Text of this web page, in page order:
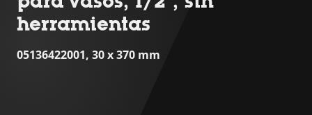
herramientas
05136422001, 30 x 370 mm